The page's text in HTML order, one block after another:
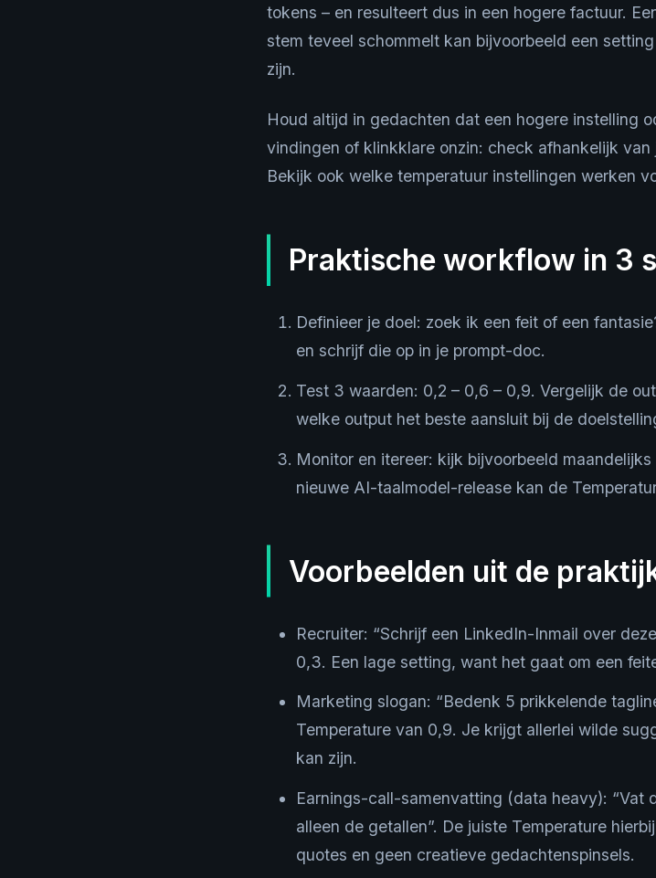
tokens – en resulteert dus in een hogere factuur.
stem teveel schommelt kan bijvoorbeeld een
zijn.
Houd altijd in gedachten dat een hogere instelling
vindingen of klinkklare onzin: check afhankelijk
Bekijk ook welke temperatuur instellingen werken
Praktische workflow in 3
Definieer je doel: zoek ik een feit of een
en schrijf die op in je prompt-doc.
Test 3 waarden: 0,2 – 0,6 – 0,9. Vergelijk de
welke output het beste aansluit bij de
Monitor en itereer: kijk bijvoorbeeld
nieuwe AI-taalmodel-release kan de
Voorbeelden uit de
Recruiter: “Schrijf een LinkedIn-Inmail over
0,3. Een lage setting, want het gaat om een
Marketing slogan: “Bedenk 5 prikkelende
Temperature van 0,9. Je krijgt allerlei wilde
kan zijn.
Earnings-call-samenvatting (data heavy): “Vat
alleen de getallen”. De juiste Temperature
quotes en geen creatieve gedachtenspinsels.